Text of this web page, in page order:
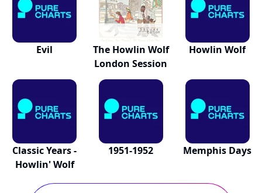
Evil
The Howlin Wolf
London Session
Howlin Wolf
Classic Years -
Howlin' Wolf
1951-1952 Memphis Days